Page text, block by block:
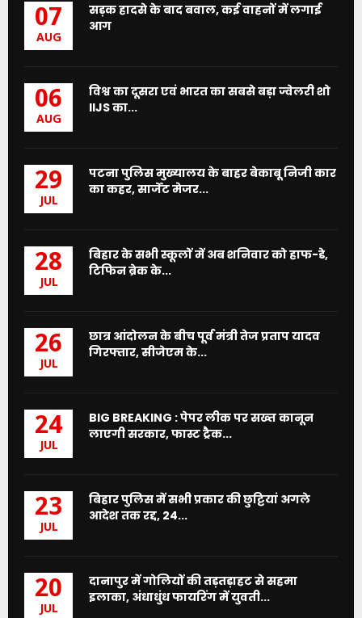
07
AUG
सड़क हादसे के बाद बवाल, कई वाहनों में लगाई
आग
06
AUG
विश्व का दूसरा एवं भारत का सबसे बड़ा ज्वेलरी शो
IIJS का...
29
JUL
पटना पुलिस मुख्यालय के बाहर बेकाबू निजी कार
का कहर, सार्जेंट मेजर...
28
JUL
बिहार के सभी स्कूलों में अब शनिवार को हाफ-डे,
टिफिन ब्रेक के...
26
JUL
छात्र आंदोलन के बीच पूर्व मंत्री तेज प्रताप यादव
गिरफ्तार, सीजेएम के...
24
JUL
BIG BREAKING : पेपर लीक पर सख्त कानून
लाएगी सरकार, फास्ट ट्रैक...
23
JUL
बिहार पुलिस में सभी प्रकार की छुट्टियां अगले
आदेश तक रद्द, 24...
20
JUL
दानापुर में गोलियों की तड़तड़ाहट से सहमा
इलाका, अंधाधुंध फायरिंग में युवती...